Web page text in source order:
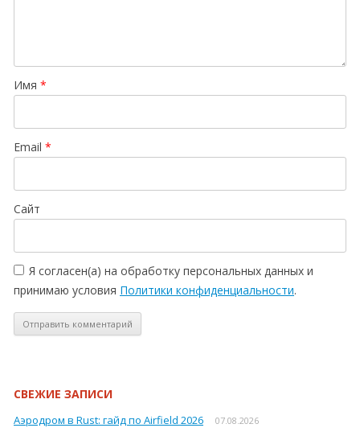
Имя *
Email *
Сайт
Я согласен(а) на обработку персональных данных и
принимаю условия Политики конфиденциальности.
СВЕЖИЕ ЗАПИСИ
Аэродром в Rust: гайд по Airfield 2026 07.08.2026